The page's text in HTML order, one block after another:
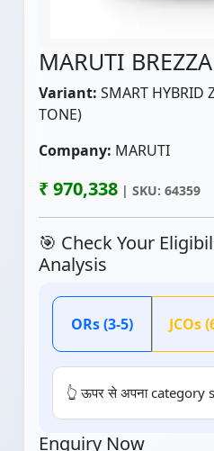
MARUTI BREZZA
Variant: SMART HYBRID
TONE)
Company: MARUTI
₹ 970,338 | SKU: 64359
🎯 Check Your
Analysis
ORs (3-5) JCOs
👆 ऊपर से अपना category
Enquiry Now